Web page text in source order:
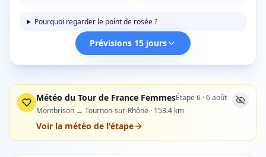
Pourquoi regarder le point de rosée ?
Prévisions 15 jours
Météo du Tour de France FemmesÉtape6 ·6 août
Montbrison → Tournon-sur-Rhône · 153.4 km
Voir la météo de l'étape